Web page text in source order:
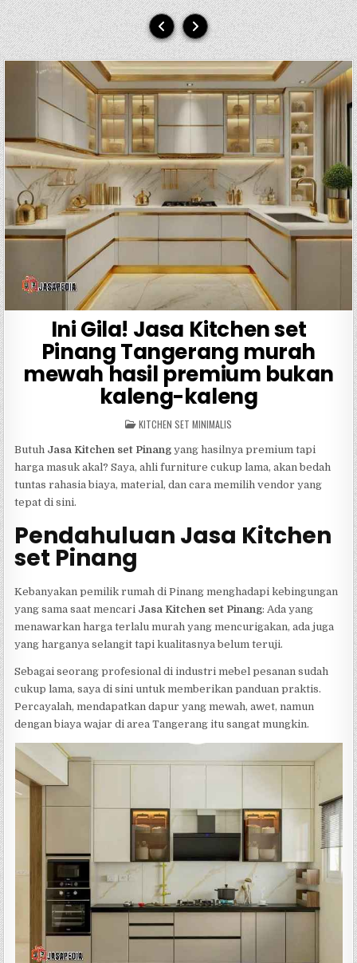
Ini Gila! Jasa Kitchen set
Pinang Tangerang murah
mewah hasil premium bukan
kaleng-kaleng
POSTED
IN
KITCHEN SET MINIMALIS
Butuh Jasa Kitchen set Pinang yang hasilnya premium tapi
harga masuk akal? Saya, ahli furniture cukup lama, akan bedah
tuntas rahasia biaya, material, dan cara memilih vendor yang
tepat di sini.
Pendahuluan Jasa Kitchen
set Pinang
Kebanyakan pemilik rumah di Pinang menghadapi kebingungan
yang sama saat mencari Jasa Kitchen set Pinang: Ada yang
menawarkan harga terlalu murah yang mencurigakan, ada juga
yang harganya selangit tapi kualitasnya belum teruji.
Sebagai seorang profesional di industri mebel pesanan sudah
cukup lama, saya di sini untuk memberikan panduan praktis.
Percayalah, mendapatkan dapur yang mewah, awet, namun
dengan biaya wajar di area Tangerang itu sangat mungkin.